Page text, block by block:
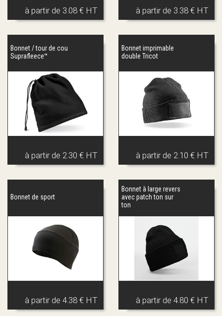
à partir de 3.08 € HT à partir de 3.38 € HT
Bonnet / tour de cou
Suprafleece™
à partir de 2.30 € HT
Bonnet imprimable
double Tricot
à partir de 2.10 € HT
Bonnet de sport
à partir de 4.38 € HT
Bonnet à large revers
avec patch ton sur
ton
à partir de 4.80 € HT